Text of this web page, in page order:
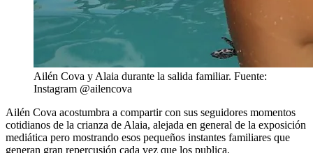
Ailén Cova y Alaia durante la salida familiar. Fuente:
Instagram @ailencova
Ailén Cova acostumbra a compartir con sus seguidores momentos
cotidianos de la crianza de Alaia, alejada en general de la exposición
mediática pero mostrando esos pequeños instantes familiares que
generan gran repercusión cada vez que los publica.